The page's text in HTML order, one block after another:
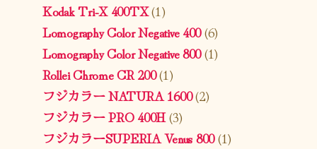
Kodak Tri-X 400TX(1)
Lomography Color Negative 400(6)
Lomography Color Negative 800(1)
Rollei Chrome CR 200(1)
フジカラー NATURA 1600(2)
フジカラー PRO 400H(3)
フジカラーSUPERIA Venus 800(1)